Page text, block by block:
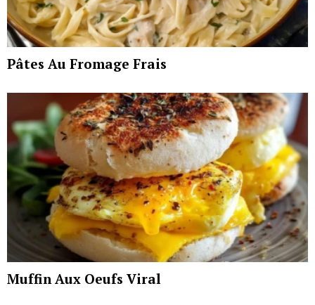
Pâtes Au Fromage Frais
Muffin Aux Oeufs Viral